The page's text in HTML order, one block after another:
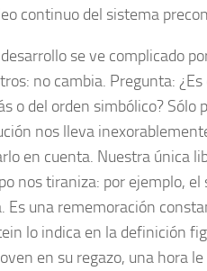
continuo del sistema
se ve complicado
no cambia. Pregunta:
o del orden simbólico?
nos lleva
en cuenta. Nuestra única
nos tiraniza: por ejemplo,
Es una rememoración
lo indica en la definición
en su regazo, una hora